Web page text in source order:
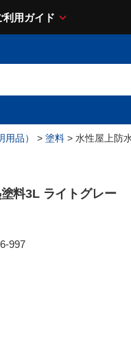
利用ガイド
品） > 塗料 > 水性屋上防
料3L ライトグレー
997